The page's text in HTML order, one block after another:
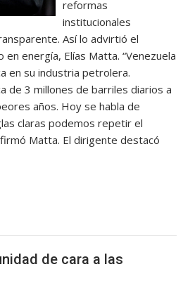
reformas
institucionales
Así lo advirtió el
energía, Elías Matta. “Venezuela
en su industria petrolera.
de 3 millones de barriles diarios a
años. Hoy se habla de
claras podemos repetir el
Matta. El dirigente destacó
de cara a las